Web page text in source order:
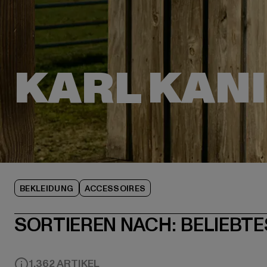
BEKLEIDUNG ACCESSOIRES
SORTIEREN NACH:
1,362 ARTIKEL